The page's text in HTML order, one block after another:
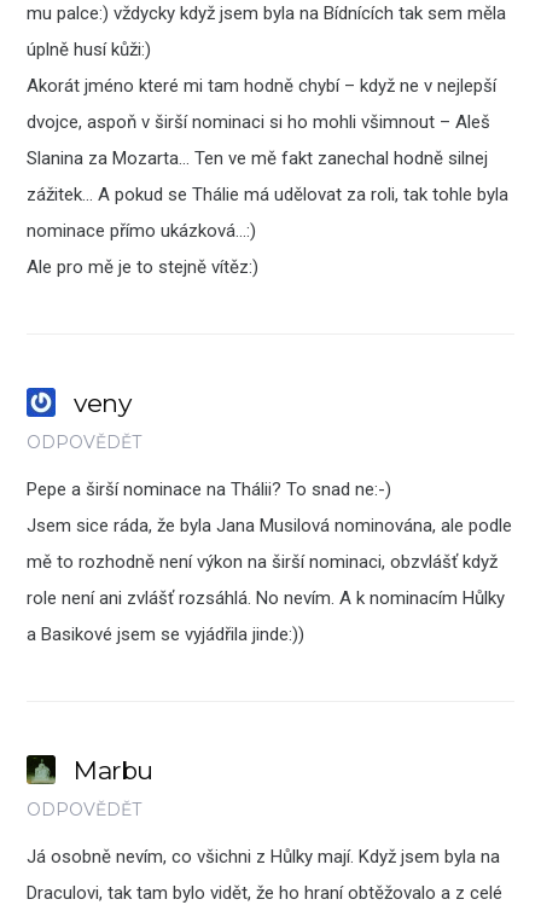
mu palce:) vždycky když jsem byla na Bídnících tak sem měla
úplně husí kůži:)
Akorát jméno které mi tam hodně chybí – když ne v nejlepší
dvojce, aspoň v širší nominaci si ho mohli všimnout – Aleš
Slanina za Mozarta… Ten ve mě fakt zanechal hodně silnej
zážitek… A pokud se Thálie má udělovat za roli, tak tohle byla
nominace přímo ukázková…:)
Ale pro mě je to stejně vítěz:)
veny
ODPOVĚDĚT
Pepe a širší nominace na Thálii? To snad ne:-)
Jsem sice ráda, že byla Jana Musilová nominována, ale podle
mě to rozhodně není výkon na širší nominaci, obzvlášť když
role není ani zvlášť rozsáhlá. No nevím. A k nominacím Hůlky
a Basikové jsem se vyjádřila jinde:))
Marbu
ODPOVĚDĚT
Já osobně nevím, co všichni z Hůlky mají. Když jsem byla na
Draculovi, tak tam bylo vidět, že ho hraní obtěžovalo a z celé